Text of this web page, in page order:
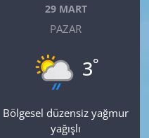
29 MART
PAZAR
3°
Bölgesel düzensiz yağmur
yağışlı